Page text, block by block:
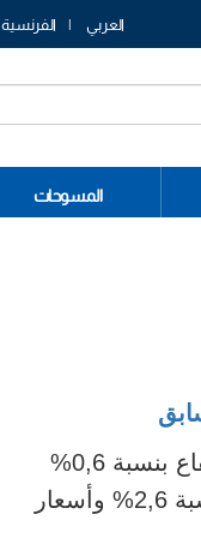
العربي الفرنسية
المسوحات
شهد مؤشر أسعار الاستهلاك العائلي ارتفاعا بنسبة 0,7% خلال شهر ديسمبر بعد الارتفاع بنسبة 0,6%
الشهر السابق. ويعزى هذا التطور بالأساس الى الارتفاع المسجل في أسعار النقل بنسبة 2,6% وأسعار